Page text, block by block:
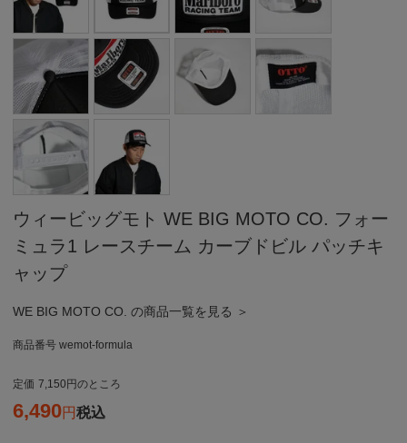
ウィービッグモト WE BIG MOTO CO. フォー
ミュラ1 レースチーム カーブドビル パッチキ
ャップ
WE BIG MOTO CO. の商品一覧を見る ＞
商品番号 wemot-formula
定価 7,150 のところ
6,490 税込